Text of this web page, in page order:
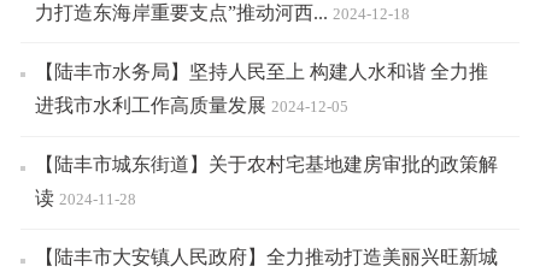
力打造东海岸重要支点”推动河西... 2024-12-18
【陆丰市水务局】坚持人民至上 构建人水和谐 全力推
进我市水利工作高质量发展 2024-12-05
【陆丰市城东街道】关于农村宅基地建房审批的政策解
读 2024-11-28
【陆丰市大安镇人民政府】全力推动打造美丽兴旺新城